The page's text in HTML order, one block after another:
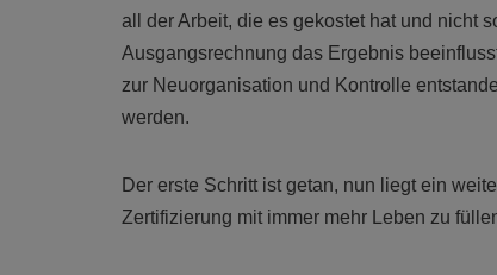
all der Arbeit, die es gekostet hat und nicht
Ausgangsrechnung das Ergebnis
zur Neuorganisation und Kontrolle
werden.
Der erste Schritt ist getan, nun liegt ein
Zertifizierung mit immer mehr Leben zu